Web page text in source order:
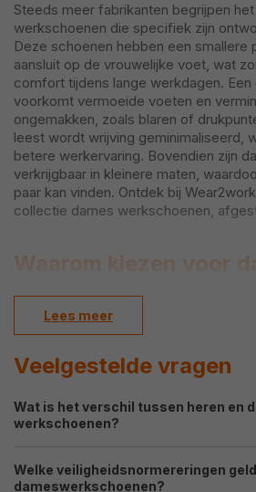
Steeds meer fabrikanten begrijpen
werkschoenen die specifiek zijn
Deze schoenen hebben een
aansluit op de vrouwelijke voet, wat
comfort tijdens lange werkdagen.
voorkomt vermoeide voeten en
ongemakken, zoals blaren of
leest wordt wrijving geminimaliseerd,
betere werkervaring. Bovendien zijn
verkrijgbaar in kleinere maten,
paar kan vinden. Ontdek bij
collectie dames werkschoenen,
Waarom kiezen voor
werkschoenen?
Het dragen van werkschoenen die
voor dames biedt talloze voordelen:
vrouwelijke voet, wat zorgt voor
wrijving, terwijl lichte materialen
Lees meer
Veelgestelde vragen
Wat is het verschil tussen heren en
werkschoenen?
Dameswerkschoenen zijn aangepast
Welke veiligheidsnormereringen
dameswerkschoenen?